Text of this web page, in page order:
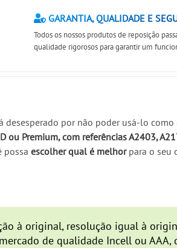
GARANTIA, QUALIDADE E
Todos os nossos produtos de reposição
qualidade rigorosos para garantir um
desesperado por não poder usá-lo como
ou Premium, com referências A2403,
possaescolher qual é melhorpara o seu
à original, resolução igual à
de qualidade Incell ou